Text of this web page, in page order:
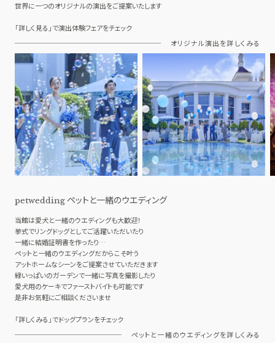
世界に一つのオリジナルの演出をご提案いたします
「詳しく見る」で演出体験フェアをチェック
オリジナル演出を詳しくみる
petwedding ペットと一緒のウエディング
当館は愛犬と一緒のウエディングも大歓迎！
挙式でリングドッグとしてご活躍いただいたり
一緒に結婚証明書を作ったり…
ペットと一緒のウエディングだからこそ叶う
アットホームなシーンをご提案させていただきます
緑いっぱいのガーデンで一緒に写真を撮影したり
愛犬用のケーキでファーストバイトも可能です
是非お気軽にご相談くださいませ
「詳しくみる」でドッグプランをチェック
ペットと一緒のウエディングを詳しくみる